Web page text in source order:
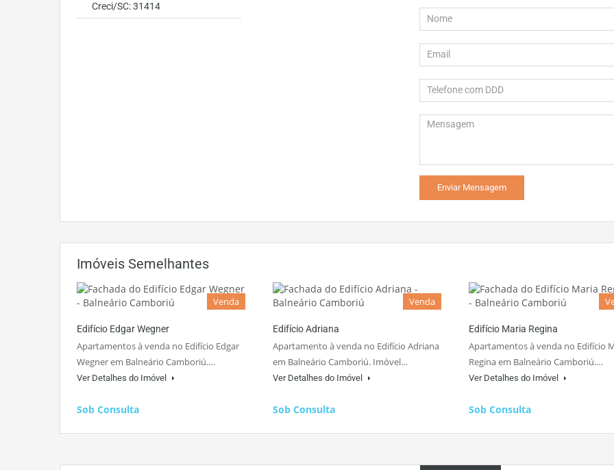
Creci/SC: 31414
Imóveis Semelhantes
Venda
Edifício Edgar Wegner
Apartamentos à venda no Edifício Edgar
Wegner em Balneário Camboriú.…
Ver Detalhes do Imóvel
Sob Consulta
Venda
Edifício Adriana
Apartamento à venda no Edifício Adriana
em Balneário Camboriú. Imóvel…
Ver Detalhes do Imóvel
Sob Consulta
Edifício Maria Regina
Apartamentos à venda no Edifício
Regina em Balneário Camboriú.…
Ver Detalhes do Imóvel
Sob Consulta